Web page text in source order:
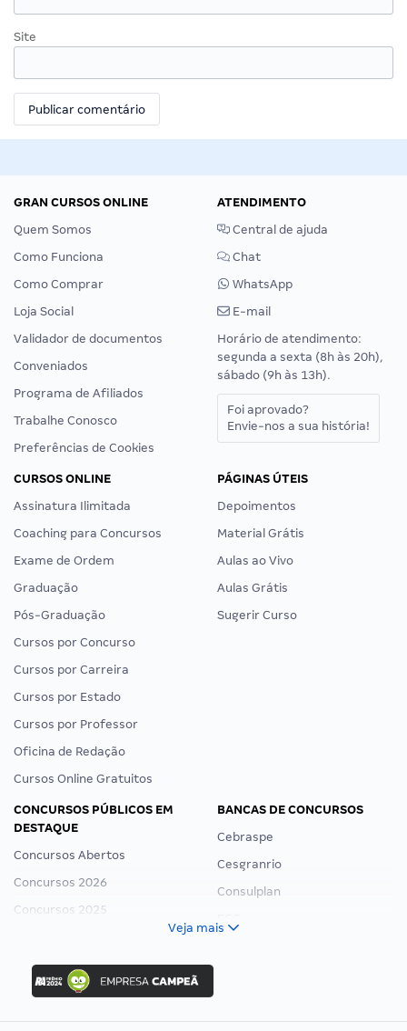
Site
GRAN CURSOS ONLINE
Quem Somos
Como Funciona
Como Comprar
Loja Social
Validador de documentos
Conveniados
Programa de Afiliados
Trabalhe Conosco
Preferências de Cookies
ATENDIMENTO
Central de ajuda
Chat
WhatsApp
E-mail
Horário de atendimento:
segunda a sexta (8h às 20h),
sábado (9h às 13h).
Foi aprovado?
Envie-nos a sua história!
CURSOS ONLINE
Assinatura Ilimitada
Coaching para Concursos
Exame de Ordem
Graduação
Pós-Graduação
Cursos por Concurso
Cursos por Carreira
Cursos por Estado
Cursos por Professor
Oficina de Redação
Cursos Online Gratuitos
PÁGINAS ÚTEIS
Depoimentos
Material Grátis
Aulas ao Vivo
Aulas Grátis
Sugerir Curso
CONCURSOS PÚBLICOS EM
DESTAQUE
Concursos Abertos
Concursos 2026
Concursos 2025
Concurso Ibama
Concurso MPU
Editais publicados
BANCAS DE CONCURSOS
Cebraspe
Cesgranrio
Consulplan
Veja mais